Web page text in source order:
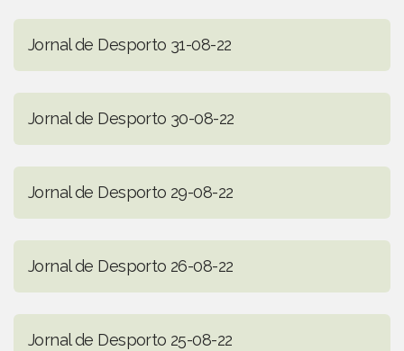
Jornal de Desporto 31-08-22
Jornal de Desporto 30-08-22
Jornal de Desporto 29-08-22
Jornal de Desporto 26-08-22
Jornal de Desporto 25-08-22